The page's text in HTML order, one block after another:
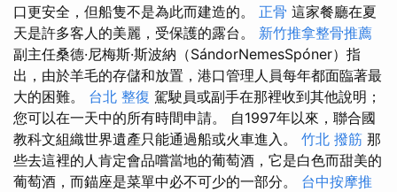
口更安全，但船隻不是為此而建造的。 正骨 這家餐廳在夏
天是許多客人的美麗，受保護的露台。 新竹推拿整骨推薦
副主任桑德·尼梅斯·斯波納（SándorNemesSpóner）指
出，由於羊毛的存儲和放置，港口管理人員每年都面臨著最
大的困難。 台北 整復 駕駛員或副手在那裡收到其他說明；
您可以在一天中的所有時間申請。 自1997年以來，聯合國
教科文組織世界遺產只能通過船或火車進入。 竹北 撥筋 那
些去這裡的人肯定會品嚐當地的葡萄酒，它是白色而甜美的
葡萄酒，而錨座是菜單中必不可少的一部分。 台中按摩推